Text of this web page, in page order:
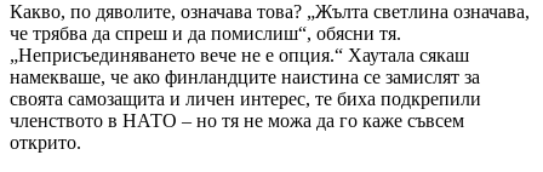
Какво, по дяволите, означава това? „Жълта светлина означава,
че трябва да спреш и да помислиш“, обясни тя.
„Неприсъединяването вече не е опция.“ Хаутала сякаш
намекваше, че ако финландците наистина се замислят за
своята самозащита и личен интерес, те биха подкрепили
членството в НАТО – но тя не можа да го каже съвсем
открито.